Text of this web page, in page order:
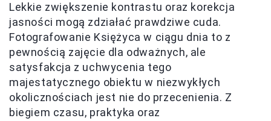
Lekkie zwiększenie kontrastu oraz korekcja
jasności mogą zdziałać prawdziwe cuda.
Fotografowanie Księżyca w ciągu dnia to z
pewnością zajęcie dla odważnych, ale
satysfakcja z uchwycenia tego
majestatycznego obiektu w niezwykłych
okolicznościach jest nie do przecenienia. Z
biegiem czasu, praktyka oraz